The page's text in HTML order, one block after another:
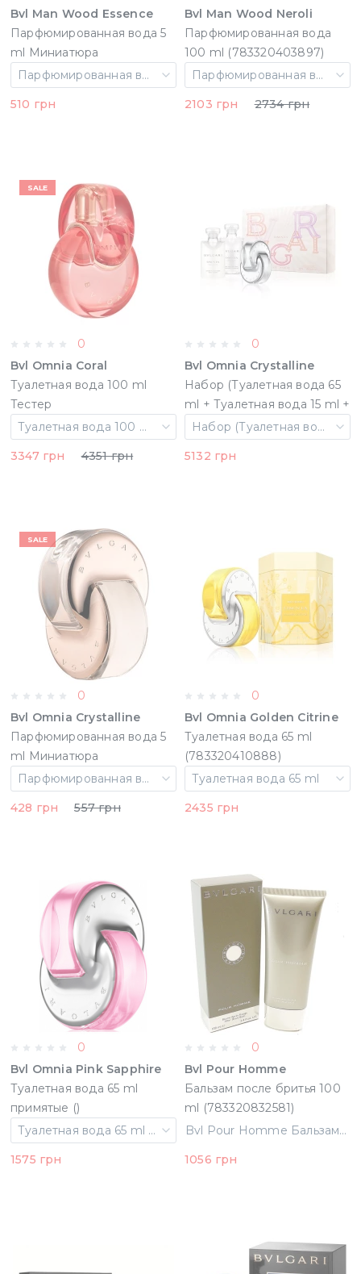
Bvl Man Wood Essence
Парфюмированная вода 5
ml Миниатюра
(783820461040)
Парфюмированная вода 5 ml Миниатюра
510 грн
Bvl Man Wood Neroli
Парфюмированная вода
100 ml (783320403897)
Парфюмированная вода 100 ml
2103 грн
2734 грн
SALE
0
Bvl Omnia Coral
Туалетная вода 100 ml
Тестер
Туалетная вода 100 ml Тестер
3347 грн
4351 грн
0
Bvl Omnia Crystalline
Набор (Туалетная вода 65
ml + Туалетная вода 15 ml +
75 ml b/l) (783320418808)
Набор (Туалетная вода 65 ml + Туалетная вода 15 ml + 75 ml b/l)
5132 грн
SALE
0
Bvl Omnia Crystalline
Парфюмированная вода 5
ml Миниатюра
Парфюмированная вода 5 ml Миниатюра
428 грн
557 грн
0
Bvl Omnia Golden Citrine
Туалетная вода 65 ml
(783320410888)
Туалетная вода 65 ml
2435 грн
0
Bvl Omnia Pink Sapphire
Туалетная вода 65 ml
примятые ()
Туалетная вода 65 ml примятые ()
1575 грн
0
Bvl Pour Homme
Бальзам после бритья 100
ml (783320832581)
Bvl Pour Homme Бальзам после бритья 100 ml (783320832581)
1056 грн